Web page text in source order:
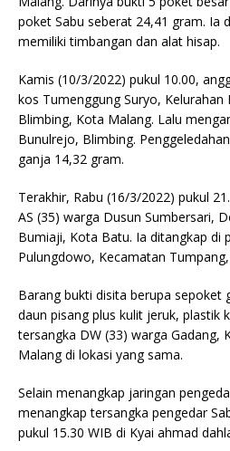
poket Sabu seberat 24,41 gram. Ia
memiliki timbangan dan alat hisap.
Kamis (10/3/2022) pukul 10.00,
kos Tumenggung Suryo,
Blimbing, Kota Malang. Lalu
Bunulrejo, Blimbing.
ganja 14,32 gram.
Terakhir, Rabu (16/3/2022) pukul
AS (35) warga Dusun Sumbersari,
Bumiaji, Kota Batu. Ia ditangkap di
Pulungdowo, Kecamatan
Barang bukti disita berupa sepoket
daun pisang plus kulit jeruk, plastik
tersangka DW (33) warga Gadang,
Malang di lokasi yang sama.
Selain menangkap jaringan
menangkap tersangka pengedar
pukul 15.30 WIB di Kyai ahmad